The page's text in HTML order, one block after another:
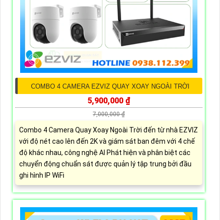
COMBO 4 CAMERA EZVIZ QUAY XOAY NGOÀI TRỜI
5,900,000 ₫
7,000,000 ₫
Combo 4 Camera Quay Xoay Ngoài Trời đến từ nhà EZVIZ
với độ nét cao lên đến 2K và giám sát ban đêm với 4 chế
độ khác nhau, công nghệ AI Phát hiện và phân biệt các
chuyển động chuẩn sát được quản lý tập trung bởi đầu
ghi hình IP WiFi